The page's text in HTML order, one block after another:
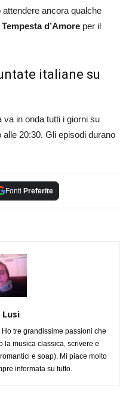
ancora qualche
d’Amore per il
italiane su
in onda tutti i giorni su
alle 20:30. Gli episodi durano
Fonti Preferite
Lusi
tre grandissime passioni che
la musica classica, scrivere e
e soap). Mi piace molto
informata su tutto.